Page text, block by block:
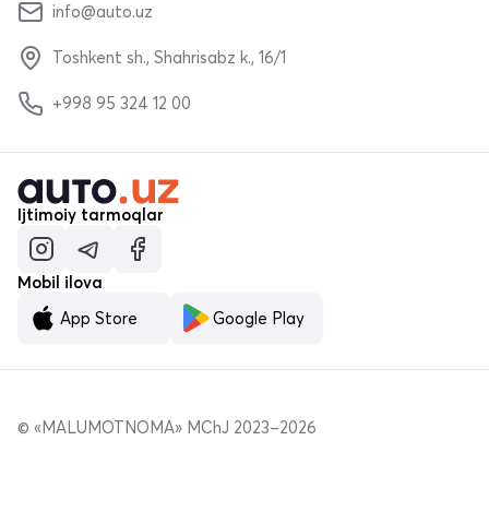
info@auto.uz
Toshkent sh., Shahrisabz k., 16/1
+998 95 324 12 00
Ijtimoiy tarmoqlar
Mobil ilova
App Store
Google Play
© «MALUMOTNOMA» MChJ 2023–2026